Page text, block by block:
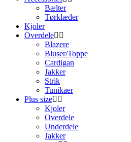
Bælter
Tørklæder
Kjoler
Overdele
Blazere
Bluser/Toppe
Cardigan
Jakker
Strik
Tunikaer
Plus size
Kjoler
Overdele
Underdele
Jakker